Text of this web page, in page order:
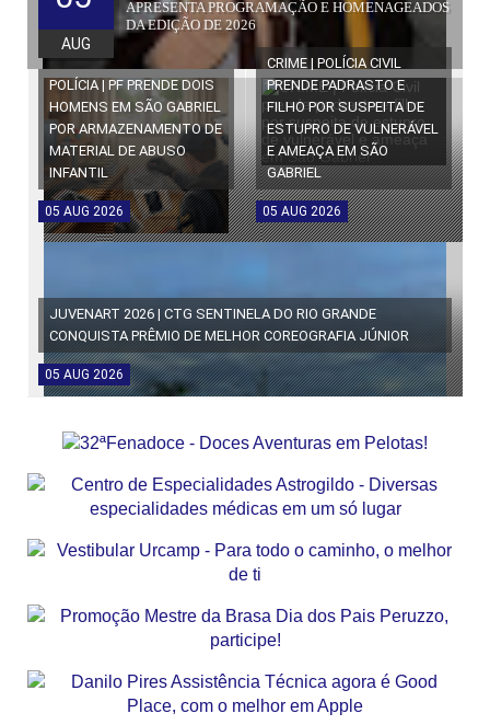
APRESENTA PROGRAMAÇÃO E HOMENAGEADOS
DA EDIÇÃO DE 2026
AUG
POLÍCIA | PF PRENDE DOIS
HOMENS EM SÃO GABRIEL
POR ARMAZENAMENTO DE
MATERIAL DE ABUSO
INFANTIL
05 AUG 2026
CRIME | POLÍCIA CIVIL
PRENDE PADRASTO E
FILHO POR SUSPEITA DE
ESTUPRO DE VULNERÁVEL
E AMEAÇA EM SÃO
GABRIEL
05 AUG 2026
JUVENART 2026 | CTG SENTINELA DO RIO GRANDE
CONQUISTA PRÊMIO DE MELHOR COREOGRAFIA JÚNIOR
05 AUG 2026